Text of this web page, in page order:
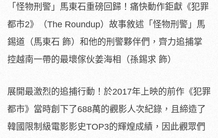
「怪物刑警」馬東石重磅回歸！痛快動作鉅獻《犯罪
都市2》（The Roundup）故事敘述「怪物刑警」馬
錫道（馬東石 飾）和他的刑警夥伴們，齊力追捕掌
控越南一帶的最壞傢伙姜海相（孫錫求 飾）
展開最激烈的追捕行動！於2017年上映的前作《犯罪
都市》當時創下了688萬的觀影人次紀錄， 且締造了
韓國限制級電影影史TOP3的輝煌成績， 因此觀眾們